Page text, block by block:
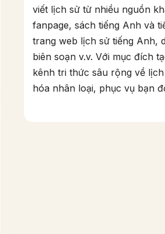
viết lịch sử từ nhiều nguồn
fanpage, sách tiếng Anh và
trang web lịch sử tiếng Anh,
biên soạn v.v. Với mục đích
kênh tri thức sâu rộng về
hóa nhân loại, phục vụ bạn